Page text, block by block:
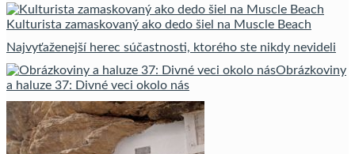
Kulturista zamaskovaný ako dedo šiel na Muscle Beach
Najvyťaženejší herec súčastnosti, ktorého ste nikdy nevideli
Obrázkoviny
a haluze 37: Divné veci okolo nás